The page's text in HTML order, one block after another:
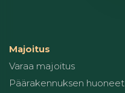
Majoitus
Varaa majoitus
Päärakennuksen huoneet